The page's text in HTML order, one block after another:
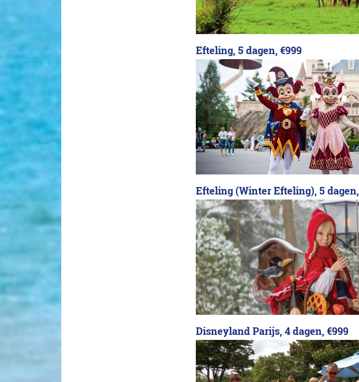
Efteling, 5 dagen, €999
Efteling (Winter Efteling), 5 dagen,
Disneyland Parijs, 4 dagen, €999